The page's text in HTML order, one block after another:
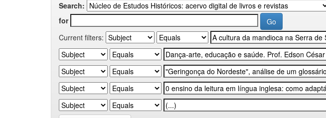
Search:
for
Current filters: